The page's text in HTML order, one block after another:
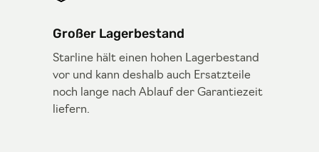
Großer Lagerbestand
Starline hält einen hohen Lagerbestand
vor und kann deshalb auch Ersatzteile
noch lange nach Ablauf der Garantiezeit
liefern.